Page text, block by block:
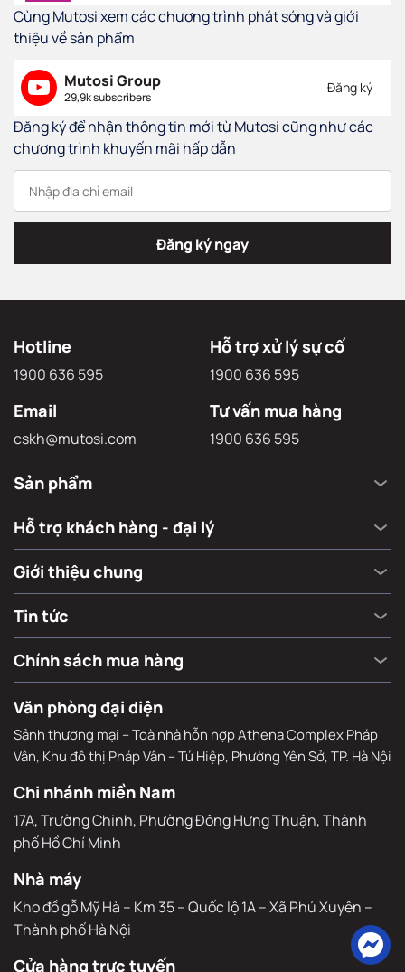
Cùng Mutosi xem các chương trình phát sóng và giới
thiệu về sản phẩm
Mutosi Group
29,9k subscribers
Đăng ký
Đăng ký để nhận thông tin mới từ Mutosi cũng như các
chương trình khuyến mãi hấp dẫn
Đăng ký ngay
Hotline
1900 636 595
Hỗ trợ xử lý sự cố
1900 636 595
Email
cskh@mutosi.com
Tư vấn mua hàng
1900 636 595
Sản phẩm
Hỗ trợ khách hàng - đại lý
Giới thiệu chung
Tin tức
Chính sách mua hàng
Văn phòng đại diện
Sảnh thương mại – Toà nhà hỗn hợp Athena Complex Pháp
Vân, Khu đô thị Pháp Vân – Tứ Hiệp, Phường Yên Sở, TP. Hà Nội
Chi nhánh miền Nam
17A, Trường Chinh, Phường Đông Hưng Thuận, Thành
phố Hồ Chí Minh
Nhà máy
Kho đồ gỗ Mỹ Hà – Km 35 – Quốc lộ 1A – Xã Phú Xuyên –
Thành phố Hà Nội
Cửa hàng trực tuyến